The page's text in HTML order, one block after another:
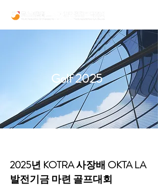
Golf 2025
2025년 KOTRA 사장배 OKTA LA
발전기금 마련 골프대회